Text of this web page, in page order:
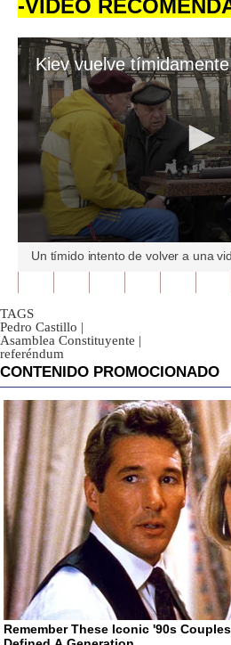
-VIDEO
seconds
of
1
51
seconds
Un tímido intento de volver a una
TAGS
Pedro Castillo |
Asamblea Constituyente |
referéndum